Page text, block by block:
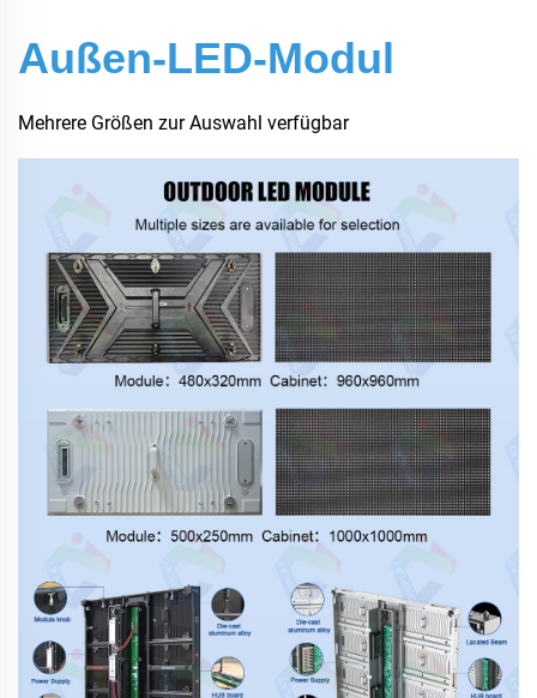
Außen-LED-Modul
Mehrere Größen zur Auswahl verfügbar